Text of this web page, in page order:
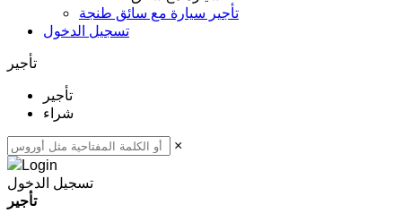
تأجير سيارة مع سائق طنجة
تسجيل الدخول
تأجير
تأجير
شراء
×
تسجيل الدخول
تأجير